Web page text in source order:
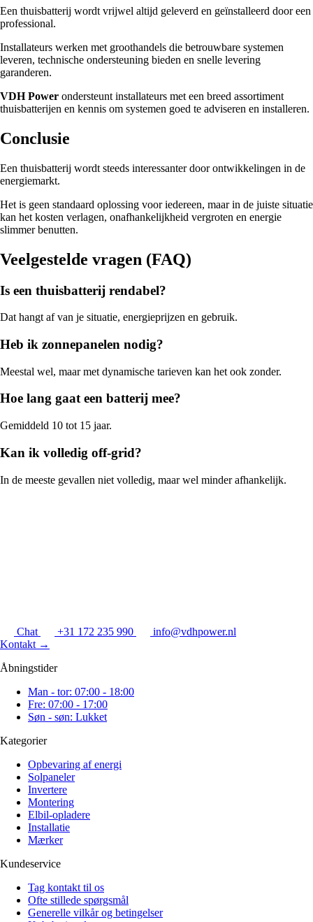
Een thuisbatterij wordt vrijwel altijd geleverd en geïnstalleerd door een
professional.
Installateurs werken met groothandels die betrouwbare systemen
leveren, technische ondersteuning bieden en snelle levering
garanderen.
VDH Power ondersteunt installateurs met een breed assortiment
thuisbatterijen en kennis om systemen goed te adviseren en installeren.
Conclusie
Een thuisbatterij wordt steeds interessanter door ontwikkelingen in de
energiemarkt.
Het is geen standaard oplossing voor iedereen, maar in de juiste situatie
kan het kosten verlagen, onafhankelijkheid vergroten en energie
slimmer benutten.
Veelgestelde vragen (FAQ)
Is een thuisbatterij rendabel?
Dat hangt af van je situatie, energieprijzen en gebruik.
Heb ik zonnepanelen nodig?
Meestal wel, maar met dynamische tarieven kan het ook zonder.
Hoe lang gaat een batterij mee?
Gemiddeld 10 tot 15 jaar.
Kan ik volledig off-grid?
In de meeste gevallen niet volledig, maar wel minder afhankelijk.
Chat +31 172 235 990
info@vdhpower.nl
Kontakt →
Åbningstider
Man - tor: 07:00 - 18:00
Fre: 07:00 - 17:00
Søn - søn: Lukket
Kategorier
Opbevaring af energi
Solpaneler
Invertere
Montering
Elbil-opladere
Installatie
Mærker
Kundeservice
Tag kontakt til os
Ofte stillede spørgsmål
Generelle vilkår og betingelser